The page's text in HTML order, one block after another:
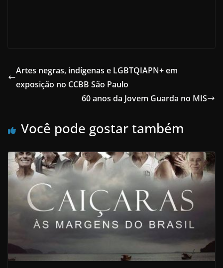
Artes negras, indígenas e LGBTQIAPN+ em
exposição no CCBB São Paulo
60 anos da Jovem Guarda no MIS
Você pode gostar também